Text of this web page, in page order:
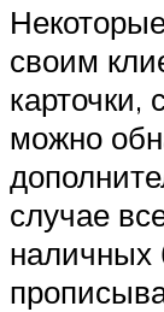
своим
можно
случае
наличных